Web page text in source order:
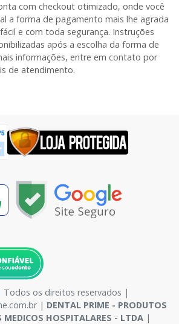
com checkout otimizado, onde você
a forma de pagamento mais lhe agrada
e com toda segurança. Instruções
após a escolha da forma de
informações, entre em contato por
de atendimento.
os direitos reservados |
| DENTAL PRIME - PRODUTOS
HOSPITALARES - LTDA |